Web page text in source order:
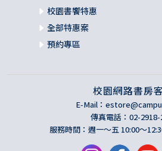
校園書饗特惠
全部特惠案
預約專區
校園網路書房
E-Mail：
傳真電話：02-2918-
服務時間：週一～五 10:00～